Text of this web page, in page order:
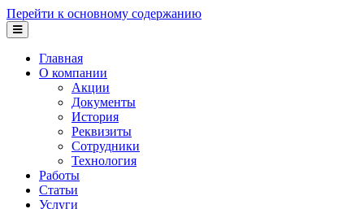
Перейти к основному содержанию
Главная
О компании
Акции
Документы
История
Реквизиты
Сотрудники
Технология
Работы
Статьи
Услуги